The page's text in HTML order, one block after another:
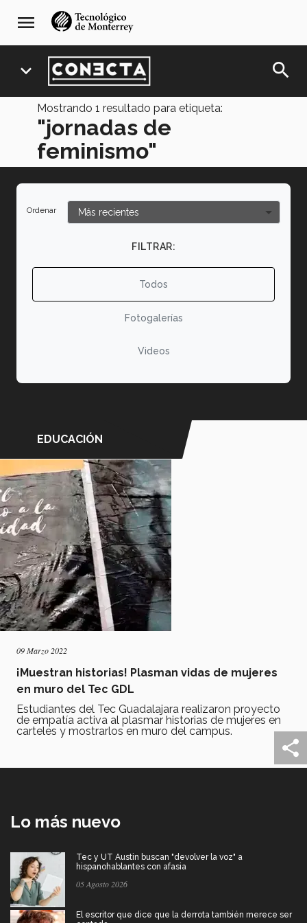
navegación
principal
menu
expand_more search
Mostrando 1 resultado para etiqueta:
"jornadas de
feminismo"
Ordenar
FILTRAR:
Todos
Fotogalerías
Videos
EDUCACIÓN
09 Marzo 2022
¡Muestran historias! Plasman vidas de mujeres
en muro del Tec GDL
Estudiantes del Tec Guadalajara realizaron proyecto
de empatía activa al plasmar historias de mujeres en
carteles y mostrarlos en muro del campus.
Lo más nuevo
Tec y UT Austin buscan "devolver la voz" a
hispanohablantes con afasia
05 Agosto 2026
El escritor que dice que la derrota también merece ser